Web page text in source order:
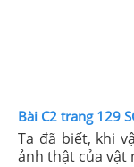
Bài C2 trang 129
Ta đã biết, khi
ảnh thật của vật